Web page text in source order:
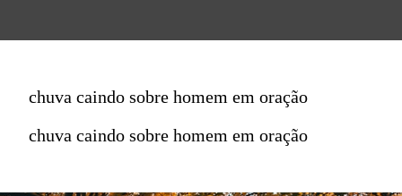
chuva caindo sobre homem em oração
chuva caindo sobre homem em oração